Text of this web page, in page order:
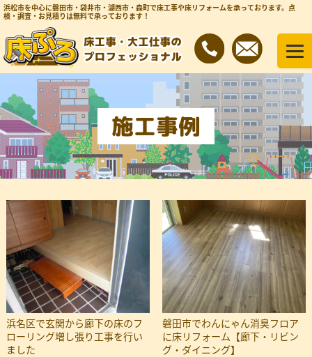
浜松市を中心に磐田市・袋井市・湖西市・森町で床工事や床リフォームを承っております。 点
検・調査・お見積りは無料で承っております！
施工事例
浜名区で玄関から廊下の床のフ
ローリング増し張り工事を行い
ました
磐田市でわんにゃん消臭フロア
に床リフォーム【廊下・リビン
グ・ダイニング】